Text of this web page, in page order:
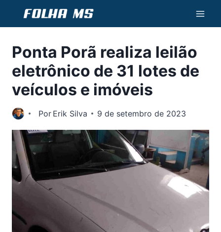
Conteúdo
Ponta Porã realiza leilão
eletrônico de 31 lotes de
veículos e imóveis
Por Erik Silva 9 de setembro de 2023